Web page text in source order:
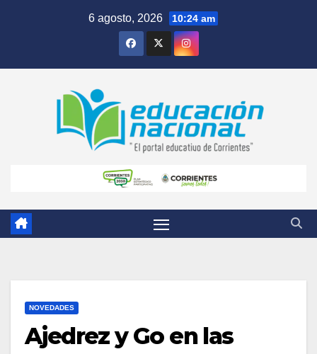
6 agosto, 2026 10:24 am
NOVEDADES
Ajedrez y Go en las